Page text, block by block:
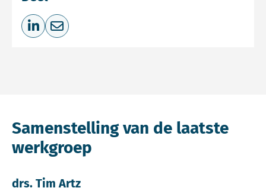
Deel op LinkedIn
Deel via e-mail
Samenstelling van de laatste
werkgroep
drs. Tim Artz